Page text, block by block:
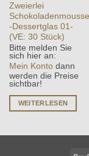
Zweierlei
Schokoladenmousse
-Dessertglas 01-
(VE: 30 Stück)
Bitte melden Sie
sich hier an:
Mein Kontodann
werden die Preise
sichtbar!
WEITERLESEN